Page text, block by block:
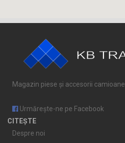
Magazin piese și accesorii camioane
Urmărește-ne pe Facebook
CITEȘTE
Despre noi